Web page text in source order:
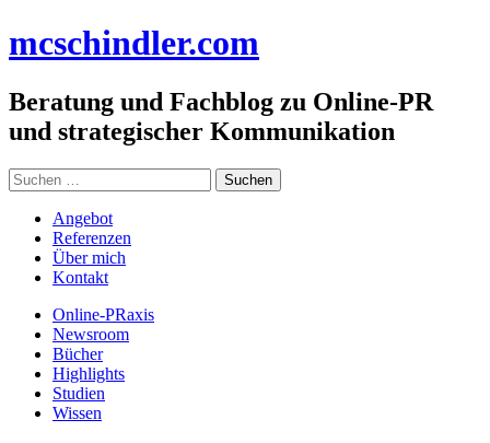
Inhalt
mcschindler.com
Beratung und Fachblog zu Online-PR
und strategischer Kommunikation
Suchen
nach:
Angebot
Referenzen
Über mich
Kontakt
Online-PRaxis
Newsroom
Bücher
Highlights
Studien
Wissen